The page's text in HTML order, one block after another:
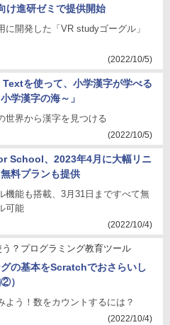
け進研ゼミで提供開始
に開発した「VR studyゴーグル」
(2022/10/5)
を使って、小学漢字が学べる
学漢字の海～」
世界から漢字を見つける
(2022/10/5)
School、2023年4月に大幅リニ
料プランも提供
機能も搭載、3月31日まですべて無
可能
(2022/10/4)
う？プログラミング教育ツール
の基本をScratchでおさらいし
）
よう！数をカウントするには？
(2022/10/4)